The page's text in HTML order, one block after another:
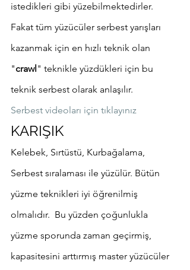
istedikleri gibi yüzebilmektedirler.
Fakat tüm yüzücüler serbest yarışları
kazanmak için en hızlı teknik olan
"crawl" teknikle yüzdükleri için bu
teknik serbest olarak anlaşılır.
Serbest videoları için tıklayınız
KARIŞIK
Kelebek, Sırtüstü, Kurbağalama,
Serbest sıralaması ile yüzülür. Bütün
yüzme teknikleri iyi öğrenilmiş
olmalıdır.  Bu yüzden çoğunlukla
yüzme sporunda zaman geçirmiş,
kapasitesini arttırmış master yüzücüler